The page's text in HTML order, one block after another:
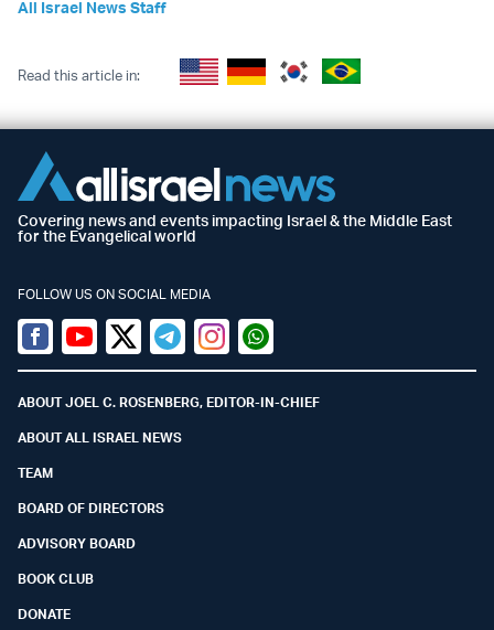
All Israel News Staff
Read this article in:
Covering news and events impacting Israel & the Middle East
for the Evangelical world
FOLLOW US ON SOCIAL MEDIA
Facebook
YoutubeTwitter (X)
TelegramInstagramWhatsapp
ABOUT JOEL C. ROSENBERG, EDITOR-IN-CHIEF
ABOUT ALL ISRAEL NEWS
TEAM
BOARD OF DIRECTORS
ADVISORY BOARD
BOOK CLUB
DONATE